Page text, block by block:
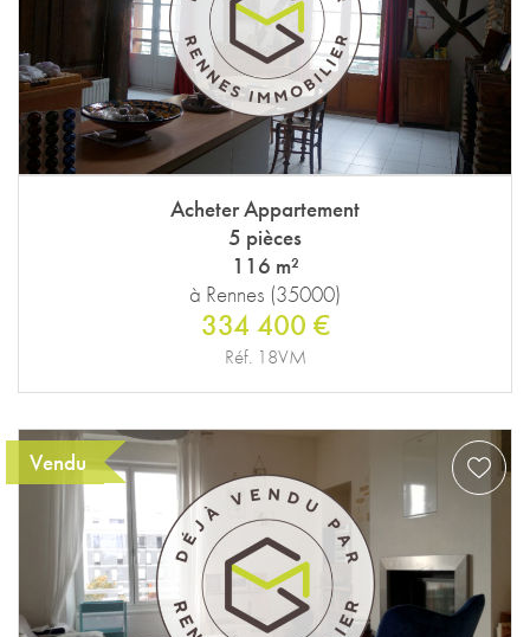
Acheter Appartement
5 pièces
116 m²
à Rennes (35000)
334 400 €
Réf. 18VM
Vendu